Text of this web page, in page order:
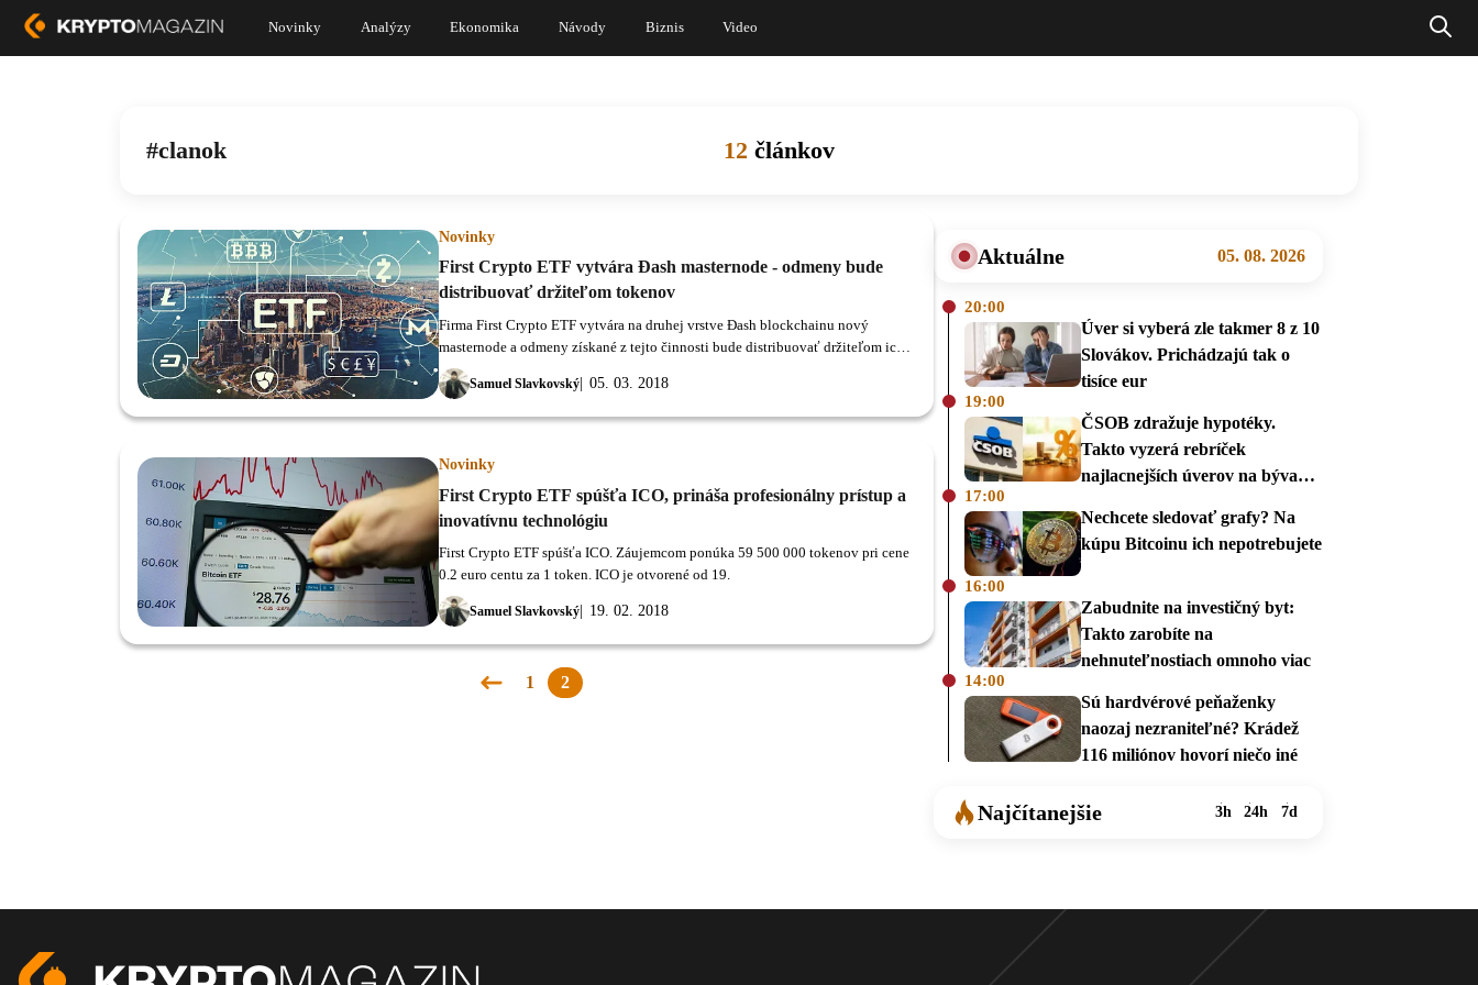
Novinky Analýzy Ekonomika Návody Biznis Video
clanok 12 článkov
Novinky
First Crypto ETF vytvára Đash masternode - odmeny bude
distribuovať držiteľom tokenov
Samuel Slavkovský 05. 03. 2018
Firma First Crypto ETF vytvára na druhej vrstve Đash blockchainu nový
masternode a odmeny získané z tejto činnosti bude distribuovať držiteľom ich
tokenu.
Novinky
First Crypto ETF spúšťa ICO, prináša profesionálny prístup a
inovatívnu technológiu
Samuel Slavkovský 19. 02. 2018
First Crypto ETF spúšťa ICO. Záujemcom ponúka 59 500 000 tokenov pri cene
0.2 euro centu za 1 token. ICO je otvorené od 19.
Predchádzajúca
1 2
Aktuálne 05. 08. 2026
20:00
Úver si vyberá zle takmer 8 z 10
Slovákov. Prichádzajú tak o
tisíce eur
19:00
ČSOB zdražuje hypotéky.
Takto vyzerá rebríček
najlacnejších úverov na bývanie
17:00
Nechcete sledovať grafy? Na
kúpu Bitcoinu ich nepotrebujete
16:00
Zabudnite na investičný byt:
Takto zarobíte na
nehnuteľnostiach omnoho viac
14:00
Sú hardvérové peňaženky
naozaj nezraniteľné? Krádež
116 miliónov hovorí niečo iné
Najčítanejšie 3h 24h 7d